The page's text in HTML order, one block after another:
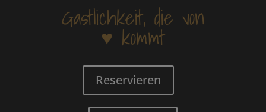
Gastlichkeit, die von
♥ kommt
Reservieren